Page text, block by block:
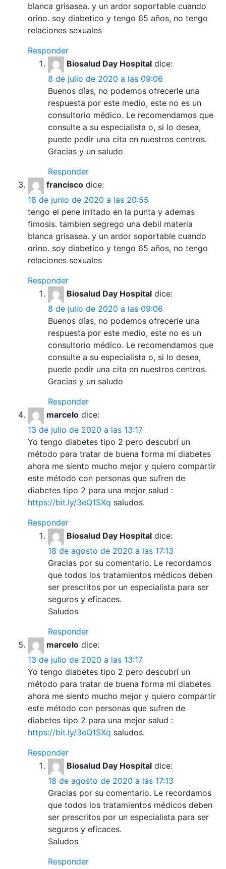
blanca grisasea. y un ardor soportable cuando
orino. soy diabetico y tengo 65 años, no tengo
relaciones sexuales
Responder
Biosalud Day Hospital dice:
8 de julio de 2020 a las 09:06
Buenos días, no podemos ofrecerle una
respuesta por este medio, este no es un
consultorio médico. Le recomendamos que
consulte a su especialista o, si lo desea,
puede pedir una cita en nuestros centros.
Gracias y un saludo
Responder
francisco dice:
18 de junio de 2020 a las 20:55
tengo el pene irritado en la punta y ademas
fimosis. tambien segrego una debil materia
blanca grisasea. y un ardor soportable cuando
orino. soy diabetico y tengo 65 años, no tengo
relaciones sexuales
Responder
Biosalud Day Hospital dice:
8 de julio de 2020 a las 09:06
Buenos días, no podemos ofrecerle una
respuesta por este medio, este no es un
consultorio médico. Le recomendamos que
consulte a su especialista o, si lo desea,
puede pedir una cita en nuestros centros.
Gracias y un saludo
Responder
marcelo dice:
13 de julio de 2020 a las 13:17
Yo tengo diabetes tipo 2 pero descubrí un
método para tratar de buena forma mi diabetes
ahora me siento mucho mejor y quiero compartir
este método con personas que sufren de
diabetes tipo 2 para una mejor salud :
https://bit.ly/3eQ1SXq saludos.
Responder
Biosalud Day Hospital dice:
18 de agosto de 2020 a las 17:13
Gracias por su comentario. Le recordamos
que todos los tratamientos médicos deben
ser prescritos por un especialista para ser
seguros y eficaces.
Saludos
Responder
marcelo dice:
13 de julio de 2020 a las 13:17
Yo tengo diabetes tipo 2 pero descubrí un
método para tratar de buena forma mi diabetes
ahora me siento mucho mejor y quiero compartir
este método con personas que sufren de
diabetes tipo 2 para una mejor salud :
https://bit.ly/3eQ1SXq saludos.
Responder
Biosalud Day Hospital dice:
18 de agosto de 2020 a las 17:13
Gracias por su comentario. Le recordamos
que todos los tratamientos médicos deben
ser prescritos por un especialista para ser
seguros y eficaces.
Saludos
Responder